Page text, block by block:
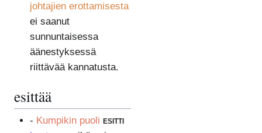
johtajien erottamisesta
ei saanut
sunnuntaisessa
äänestyksessä
riittävää kannatusta.
esittää
- Kumpikin puoli esitti